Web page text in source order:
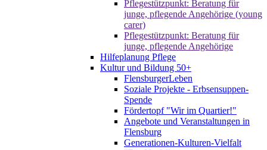
Pflegestützpunkt: Beratung für
junge, pflegende Angehörige (young
carer)
Pflegestützpunkt: Beratung für
junge, pflegende Angehörige
Hilfeplanung Pflege
Kultur und Bildung 50+
FlensburgerLeben
Soziale Projekte - Erbsensuppen-
Spende
Fördertopf "Wir im Quartier!"
Angebote und Veranstaltungen in
Flensburg
Generationen-Kulturen-Vielfalt